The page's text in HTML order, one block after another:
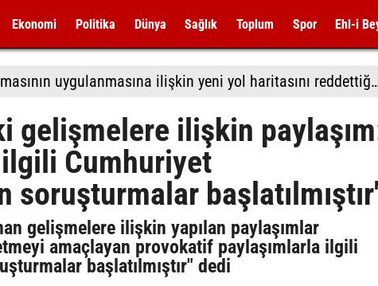
Ekonomi Politika Dünya Sağlık Toplum Spor Ehl-i
İsrail'in Gazze'de ateşkesin ikinci aşamasının
gelişmelere ilişkin
Cumhuriyet
soruşturmalar
gelişmelere ilişkin yapılan paylaşımlar
amaçlayan provokatif paylaşımlarla ilgili
başlatılmıştır" dedi